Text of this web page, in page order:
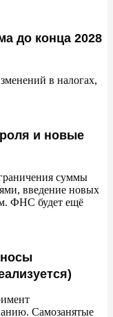
до конца 2028
в налогах,
и новые
суммы
введение новых
ФНС будет ещё
Самозанятые